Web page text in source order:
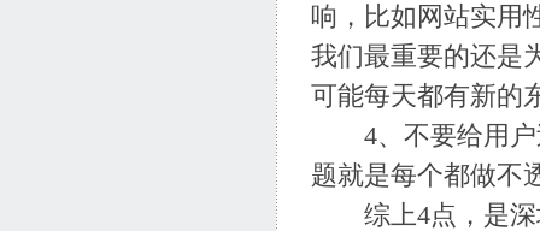
响，比如网站实用
我们最重要的还是
可能每天都有新的
4、不要给用户
题就是每个都做不
综上4点，是